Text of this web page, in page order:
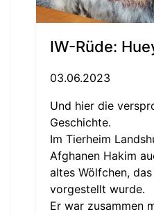
IW-Rüde:
03.06.2023
Und hier die
Geschichte.
Im Tierheim
Afghanen Hakim
altes Wölfchen, das
vorgestellt wurde.
Er war zusammen